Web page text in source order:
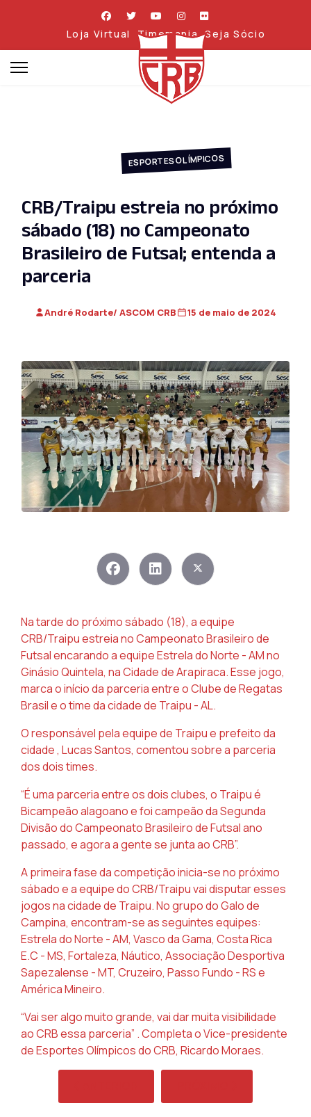
Loja Virtual Timemania Seja Sócio
ESPORTES OLÍMPICOS
CRB/Traipu estreia no próximo
sábado (18) no Campeonato
Brasileiro de Futsal; entenda a
parceria
André Rodarte/ ASCOM CRB 15 de maio de 2024
Na tarde do próximo sábado (18), a equipe
CRB/Traipu estreia no Campeonato Brasileiro de
Futsal encarando a equipe Estrela do Norte - AM no
Ginásio Quintela, na Cidade de Arapiraca. Esse jogo,
marca o início da parceria entre o Clube de Regatas
Brasil e o time da cidade de Traipu - AL.
O responsável pela equipe de Traipu e prefeito da
cidade , Lucas Santos, comentou sobre a parceria
dos dois times.
“É uma parceria entre os dois clubes, o Traipu é
Bicampeão alagoano e foi campeão da Segunda
Divisão do Campeonato Brasileiro de Futsal ano
passado, e agora a gente se junta ao CRB”.
A primeira fase da competição inicia-se no próximo
sábado e a equipe do CRB/Traipu vai disputar esses
jogos na cidade de Traipu. No grupo do Galo de
Campina, encontram-se as seguintes equipes:
Estrela do Norte - AM, Vasco da Gama, Costa Rica
E.C - MS, Fortaleza, Náutico, Associação Desportiva
Sapezalense - MT, Cruzeiro, Passo Fundo - RS e
América Mineiro.
“Vai ser algo muito grande, vai dar muita visibilidade
ao CRB essa parceria” . Completa o Vice-presidente
de Esportes Olímpicos do CRB, Ricardo Moraes.